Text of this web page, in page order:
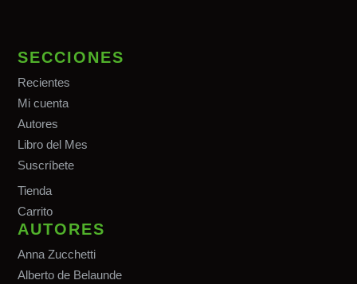
SECCIONES
Recientes
Mi cuenta
Autores
Libro del Mes
Suscríbete
Tienda
Carrito
AUTORES
Anna Zucchetti
Alberto de Belaunde